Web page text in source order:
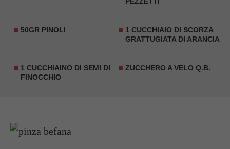
50GR PINOLI
1 CUCCHIAIO DI SCORZA
GRATTUGIATA DI ARANCIA
1 CUCCHIAINO DI SEMI DI
FINOCCHIO
ZUCCHERO A VELO Q.B.